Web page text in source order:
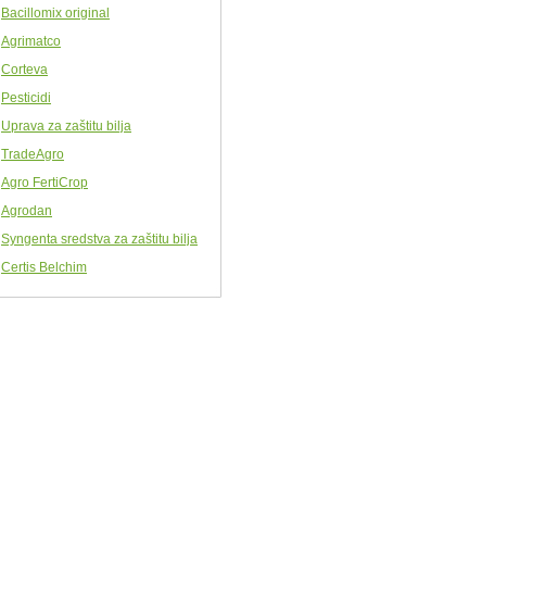
Bacillomix original
Agrimatco
Corteva
Pesticidi
Uprava za zaštitu bilja
TradeAgro
Agro FertiCrop
Agrodan
Syngenta sredstva za zaštitu bilja
Certis Belchim